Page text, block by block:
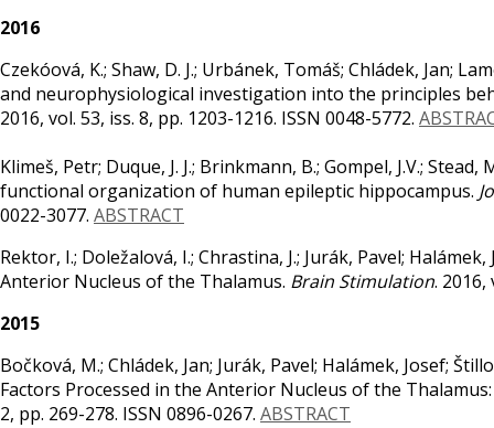
2016
Czekóová, K.; Shaw, D. J.; Urbánek, Tomáš; Chládek, Jan;
and neurophysiological investigation into the principles
2016, vol. 53, iss. 8, pp. 1203-1216. ISSN 0048-5772.
Klimeš, Petr; Duque, J. J.; Brinkmann, B.; Gompel, J.V.;
functional organization of human epileptic hippocampus.
0022-3077. ABSTRACT
Rektor, I.; Doležalová, I.; Chrastina, J.; Jurák, Pavel;
Anterior Nucleus of the Thalamus. Brain Stimulation. 2016,
2015
Bočková, M.; Chládek, Jan; Jurák, Pavel; Halámek, Josef;
Factors Processed in the Anterior Nucleus of the
2, pp. 269-278. ISSN 0896-0267. ABSTRACT